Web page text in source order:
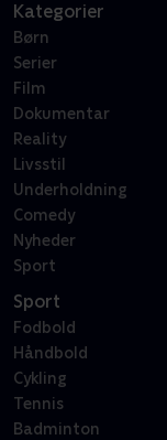
Kategorier
Børn
Serier
Film
Dokumentar
Reality
Livsstil
Underholdning
Comedy
Nyheder
Sport
Sport
Fodbold
Håndbold
Cykling
Tennis
Badminton